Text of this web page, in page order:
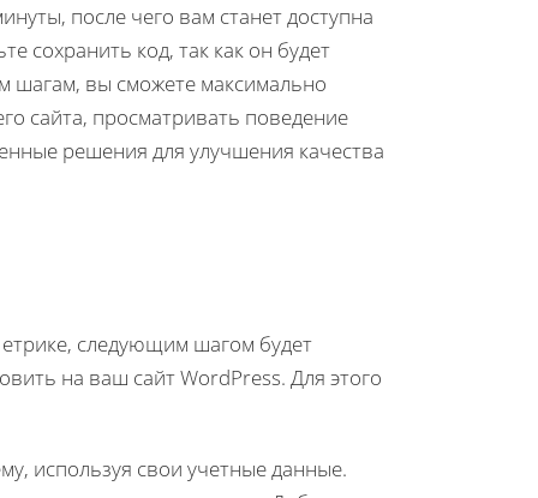
после чего вам станет доступна
сохранить код, так как он будет
шагам, вы сможете максимально
сайта, просматривать поведение
решения для улучшения качества
следующим шагом будет
на ваш сайт WordPress. Для этого
используя свои учетные данные.